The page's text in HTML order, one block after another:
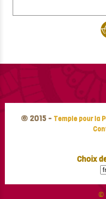
© 2015 - Temple pour la
Choix
©